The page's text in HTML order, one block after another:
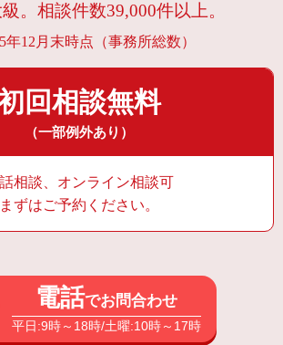
。相談件数39,000件以上。
年12月末時点（事務所総数）
回相談無料
（一部例外あり）
相談、オンライン相談可
まずはご予約ください。
電話でお問合わせ
平日:9時～18時/土曜:10時～17時